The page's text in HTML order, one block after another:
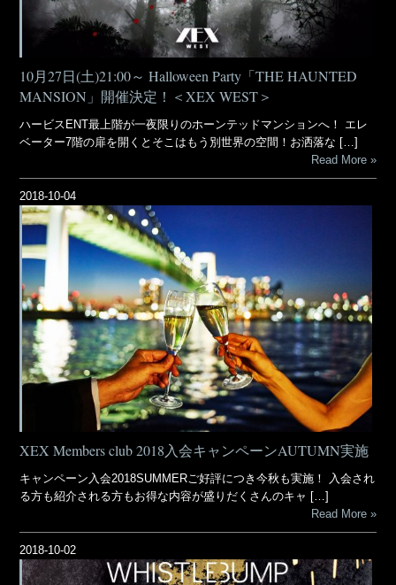
10月27日(土)21:00～ Halloween Party「THE HAUNTED
MANSION」開催決定！＜XEX WEST＞
ハービスENT最上階が一夜限りのホーンテッドマンションへ！ エレ
ベーター7階の扉を開くとそこはもう別世界の空間！お洒落な […]
Read More
2018-10-04
XEX Members club 2018入会キャンペーンAUTUMN実施
キャンペーン入会2018SUMMERご好評につき今秋も実施！ 入会され
る方も紹介される方もお得な内容が盛りだくさんのキャ […]
Read More
2018-10-02